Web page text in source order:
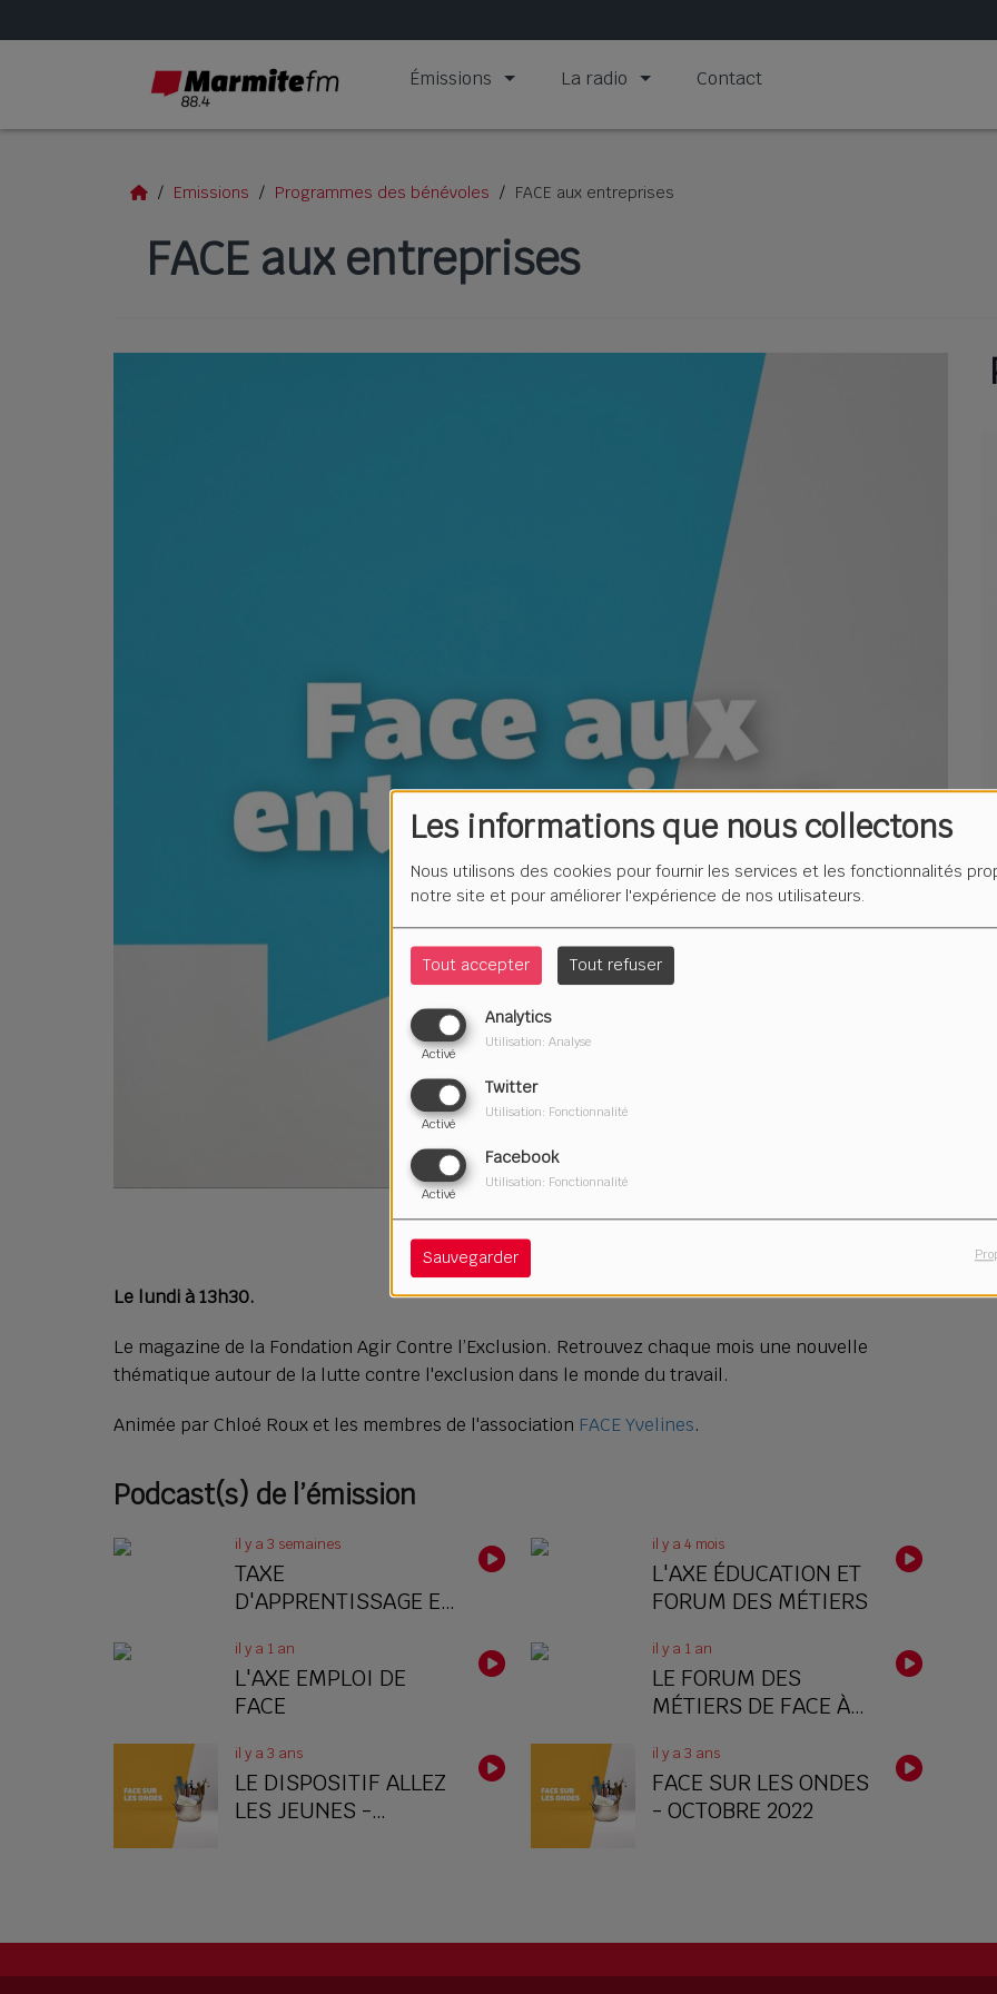
Les informations que nous collectons
Nous utilisons des cookies pour fournir les services et les fonctionnalités
notre site et pour améliorer l'expérience de nos utilisateurs.
Tout accepter Tout refuser
Analytics
Activé
Utilisation: Analyse
Twitter
Activé
Utilisation: Fonctionnalité
Facebook
Activé
Utilisation: Fonctionnalité
Sauvegarder
Émissions La radio Contact
Emissions Programmes des bénévoles FACE aux entreprises
FACE aux entreprises
Le lundi à 13h30.
Le magazine de la Fondation Agir Contre l’Exclusion. Retrouvez chaque mois une nouvelle
thématique autour de la lutte contre l'exclusion dans le monde du travail.
Animée par Chloé Roux et les membres de l'association FACE Yvelines.
Podcast(s) de l’émission
il y a 3 semaines
TAXE
D'APPRENTISSAGE ET
il y a 4 mois
L'AXE ÉDUCATION ET
FORUM DES MÉTIERS
il y a 1 an
L'AXE EMPLOI DE
FACE
il y a 1 an
LE FORUM DES
MÉTIERS DE FACE À
il y a 3 ans
LE DISPOSITIF ALLEZ
LES JEUNES -
il y a 3 ans
FACE SUR LES ONDES
- OCTOBRE 2022